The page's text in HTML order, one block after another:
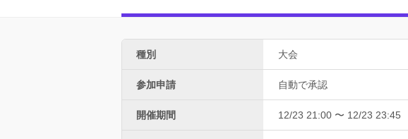
種別 大会
参加申請 自動で承認
開催期間 12/23 21:00 〜 12/23 23:45